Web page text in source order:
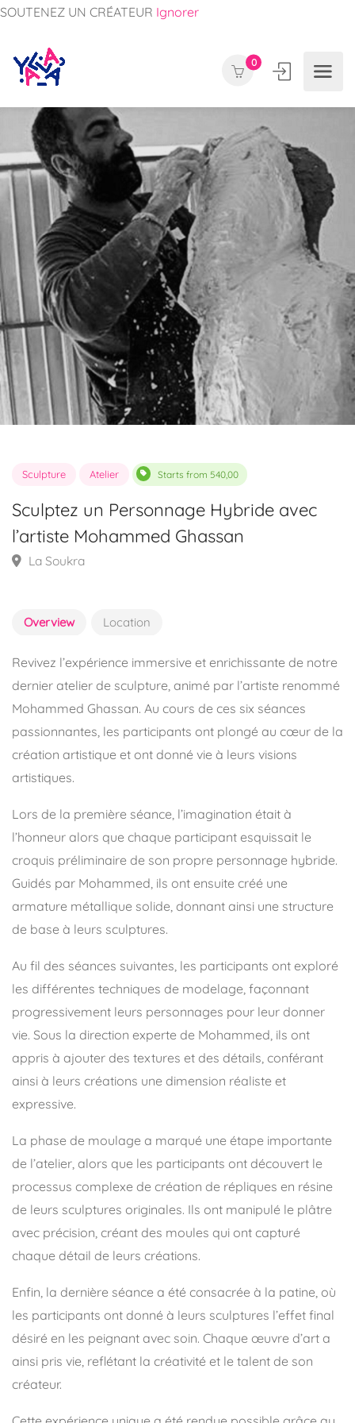
SOUTENEZ UN CRÉATEUR Ignorer
0
Sculpture Atelier Starts from 540,00
Sculptez un Personnage Hybride avec
Overview Location
Revivez l’expérience immersive et enrichissante de notre
dernier atelier de sculpture, animé par l’artiste renommé
Mohammed Ghassan. Au cours de ces six séances
passionnantes, les participants ont plongé au cœur de la
création artistique et ont donné vie à leurs visions
artistiques.
Lors de la première séance, l’imagination était à
l’honneur alors que chaque participant esquissait le
croquis préliminaire de son propre personnage hybride.
Guidés par Mohammed, ils ont ensuite créé une
armature métallique solide, donnant ainsi une structure
de base à leurs sculptures.
Au fil des séances suivantes, les participants ont exploré
les différentes techniques de modelage, façonnant
progressivement leurs personnages pour leur donner
vie. Sous la direction experte de Mohammed, ils ont
appris à ajouter des textures et des détails, conférant
ainsi à leurs créations une dimension réaliste et
expressive.
La phase de moulage a marqué une étape importante
de l’atelier, alors que les participants ont découvert le
processus complexe de création de répliques en résine
de leurs sculptures originales. Ils ont manipulé le plâtre
avec précision, créant des moules qui ont capturé
chaque détail de leurs créations.
Enfin, la dernière séance a été consacrée à la patine, où
les participants ont donné à leurs sculptures l’effet final
désiré en les peignant avec soin. Chaque œuvre d’art a
ainsi pris vie, reflétant la créativité et le talent de son
créateur.